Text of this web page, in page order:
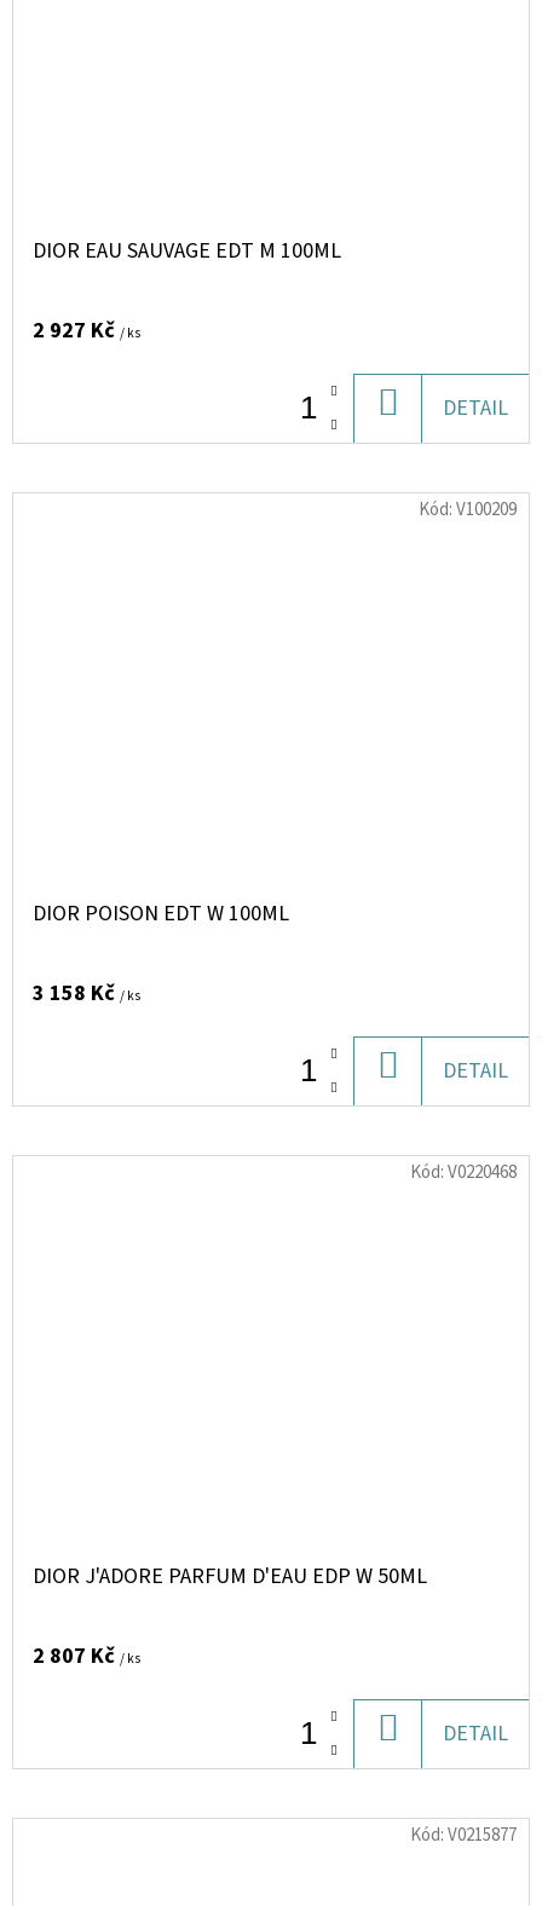
DIOR EAU SAUVAGE EDT M 100ML
2 927 Kč / ks
KOŠÍKU
DETAIL
DIOR POISON EDT W 100ML
3 158 Kč / ks
KOŠÍKU
DETAIL
Kód:V100209
DIOR J'ADORE PARFUM D'EAU EDP W 50ML
2 807 Kč / ks
KOŠÍKU
DETAIL
Kód:V0220468
Kód:V0215877